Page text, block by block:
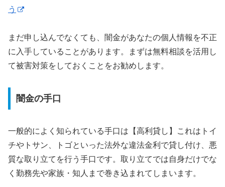
う
まだ申し込んでなくても、闇金があなたの個人情報を不正
に入手していることがあります。まずは無料相談を活用し
て被害対策をしておくことをお勧めします。
闇金の手口
一般的によく知られている手口は【高利貸し】これはトイ
チやトサン、トゴといった法外な違法金利で貸し付け、悪
質な取り立てを行う手口です。取り立てでは自身だけでな
く勤務先や家族・知人まで巻き込まれてしまいます。